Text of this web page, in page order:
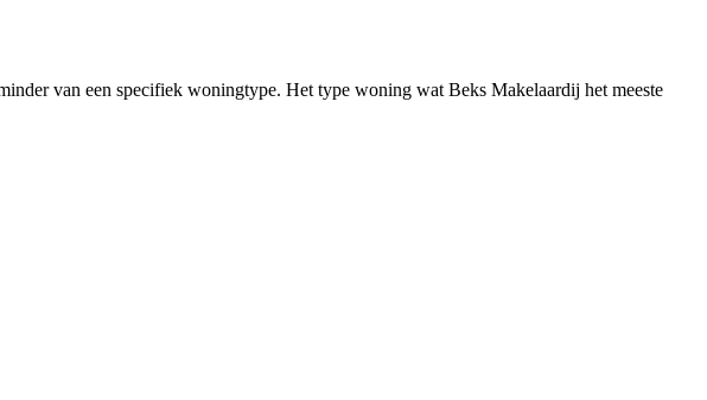
van een specifiek woningtype. Het type woning wat Beks Makelaardij het meeste